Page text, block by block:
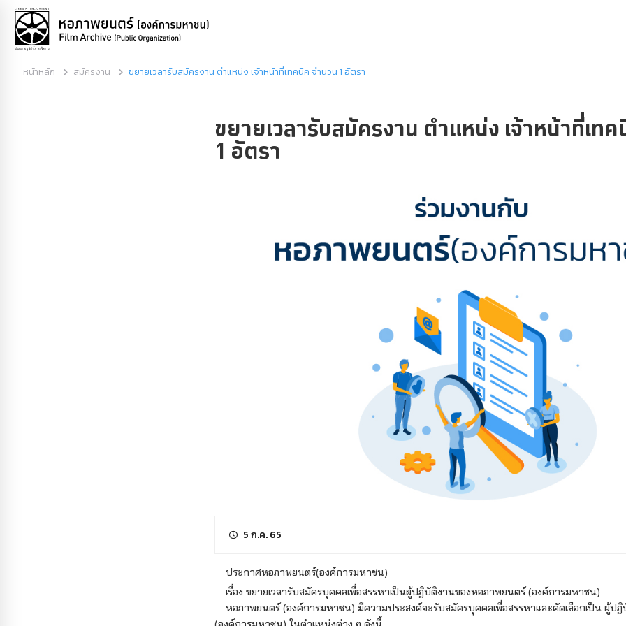
หน้าหลัก สมัครงาน ขยายเวลารับสมัครงาน ตำแหน่ง เจ้าหน้าที่เทคนิค จำนวน 1 อัตรา
ขยายเวลารับสมัครงาน ตำแหน่ง เจ้าหน้าที่เท
1 อัตรา
5 ก.ค. 65
ประกาศหอภาพยนตร์(องค์การมหาชน)
เรื่อง ขยายเวลารับสมัครบุคคลเพื่อสรรหาเป็นผู้ปฏิบัติงานของหอภาพยนตร์ (องค์การมหาชน)
หอภาพยนตร์ (องค์การมหาชน) มีความประสงค์จะรับสมัครบุคคลเพื่อสรรหาและคัดเลือกเป็น ผู้ป